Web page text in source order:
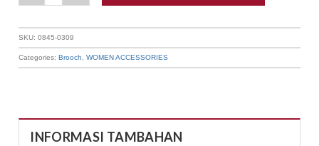
SKU:0845-0309
Categories:Brooch ,WOMEN ACCESSORIES
INFORMASI TAMBAHAN